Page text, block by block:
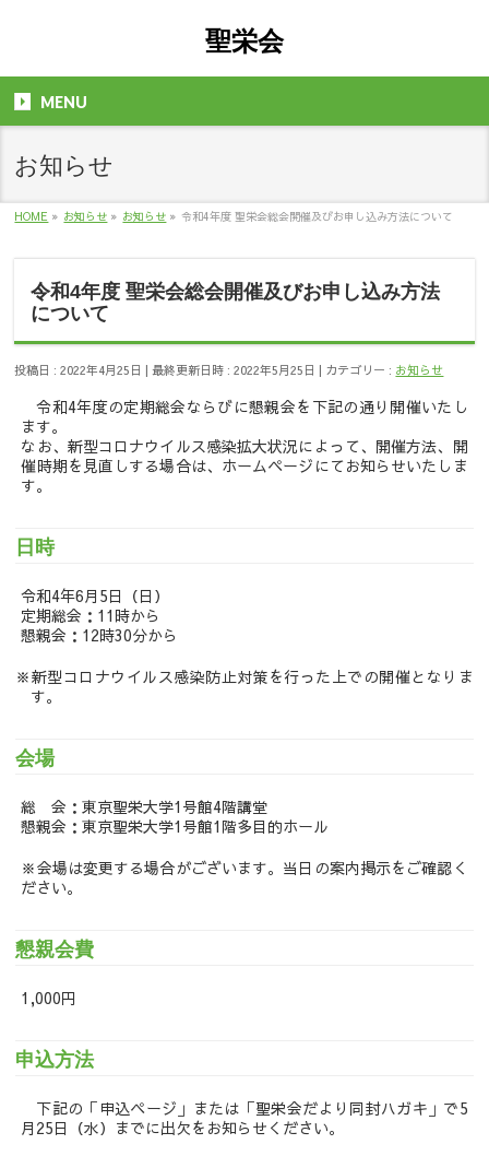
聖栄会
MENU
お知らせ
HOME » お知らせ » お知らせ » 令和4年度 聖栄会総会開催及びお申し込み方法について
令和4年度 聖栄会総会開催及びお申し込み方法
について
投稿日 : 2022年4月25日 最終更新日時 : 2022年5月25日 カテゴリー : お知らせ
令和4年度の定期総会ならびに懇親会を下記の通り開催いたし
ます。
なお、新型コロナウイルス感染拡大状況によって、開催方法、開
催時期を見直しする場合は、ホームページにてお知らせいたしま
す。
日時
令和4年6月5日（日）
定期総会：11時から
懇親会：12時30分から
新型コロナウイルス感染防止対策を行った上での開催となりま
す。
会場
総 会：東京聖栄大学1号館4階講堂
懇親会：東京聖栄大学1号館1階多目的ホール
※会場は変更する場合がございます。当日の案内掲示をご確認く
ださい。
懇親会費
1,000円
申込方法
下記の「申込ページ」または「聖栄会だより同封ハガキ」で5
月25日（水）までに出欠をお知らせください。